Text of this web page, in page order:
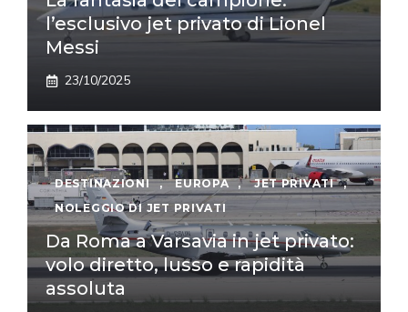
l’esclusivo jet privato di Lionel
Messi
23/10/2025
DESTINAZIONI , EUROPA , JET PRIVATI
,
NOLEGGIO DI JET PRIVATI
Da Roma a Varsavia in jet privato:
volo diretto, lusso e rapidità
assoluta